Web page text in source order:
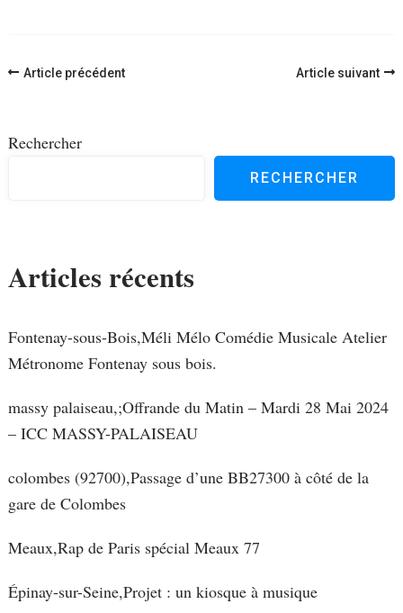
Navigation
Article précédent Article suivant
Rechercher
RECHERCHER
Articles récents
Fontenay-sous-Bois,Méli Mélo Comédie Musicale Atelier
Métronome Fontenay sous bois.
massy palaiseau,;Offrande du Matin – Mardi 28 Mai 2024
– ICC MASSY-PALAISEAU
colombes (92700),Passage d’une BB27300 à côté de la
gare de Colombes
Meaux,Rap de Paris spécial Meaux 77
Épinay-sur-Seine,Projet : un kiosque à musique